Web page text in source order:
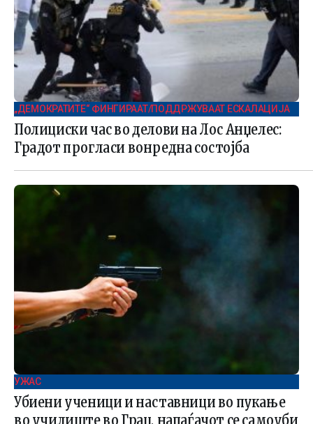
„ДЕМОКРАТИТЕ“ ФИНГИРААТ/ПОДДРЖУВААТ ЕСКАЛАЦИЈА
Полициски час во делови на Лос Анџелес:
Градот прогласи вонредна состојба
УЖАС
Убиени ученици и наставници во пукање
во училиште во Грац, напаѓачот се самоуби